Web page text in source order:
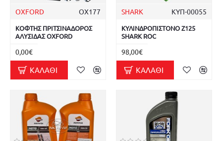
OXFORD OX177
ΚΟΦΤΗΣ ΠΡΙΤΣΙΝΑΔΟΡΟΣ
ΑΛΥΣΙΔΑΣ OXFORD
0,00€
ΚΑΛΆΘΙ
SHARK ΚΥΠ-00055
ΚΥΛΙΝΔΡΟΠΙΣΤΟΝΟ Z125
SHARK ROC
98,00€
ΚΑΛΆΘΙ